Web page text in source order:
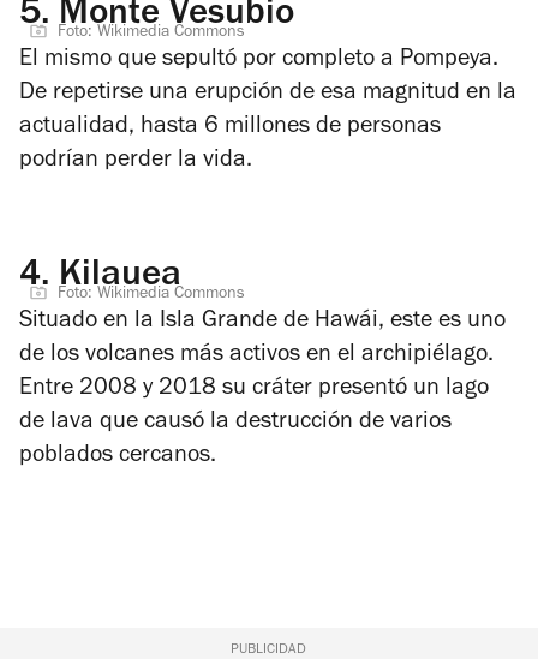
5. Monte Vesubio
Foto: Wikimedia Commons
El mismo que sepultó por completo a Pompeya.
De repetirse una erupción de esa magnitud en la
actualidad, hasta 6 millones de personas
podrían perder la vida.
4. Kilauea
Foto: Wikimedia Commons
Situado en la Isla Grande de Hawái, este es uno
de los volcanes más activos en el archipiélago.
Entre 2008 y 2018 su cráter presentó un lago
de lava que causó la destrucción de varios
poblados cercanos.
PUBLICIDAD